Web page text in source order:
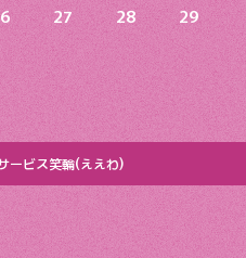
27 28
29
ービス笑輪(ええわ)